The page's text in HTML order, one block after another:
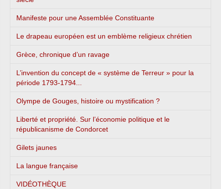
Manifeste pour une Assemblée Constituante
Le drapeau européen est un emblème religieux chrétien
Grèce, chronique d’un ravage
L’invention du concept de « système de Terreur » pour la
période 1793-1794...
Olympe de Gouges, histoire ou mystification ?
Liberté et propriété. Sur l’économie politique et le
républicanisme de Condorcet
Gilets jaunes
La langue française
VIDÉOTHÈQUE